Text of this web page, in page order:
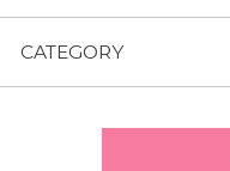
CATEGORY